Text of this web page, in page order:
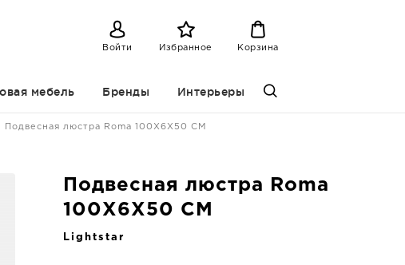
Войти Избранное Корзина
мебель Бренды Интерьеры
Подвесная люстра Roma 100X6X50 CM
Подвесная люстра Roma
100X6X50 CM
Lightstar